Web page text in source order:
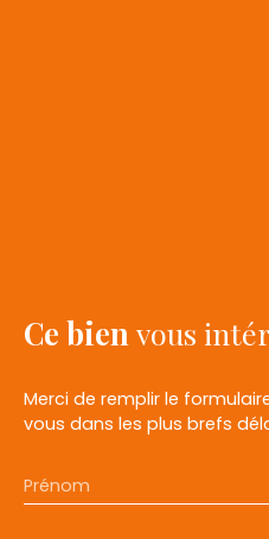
Ce bien vous
Merci de remplir le
vous dans les plus brefs
Prénom